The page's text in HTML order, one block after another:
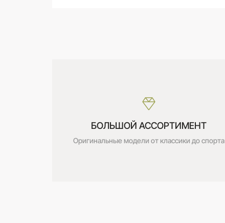
БОЛЬШОЙ АССОРТИМЕНТ
Оригинальные модели от классики до спорта